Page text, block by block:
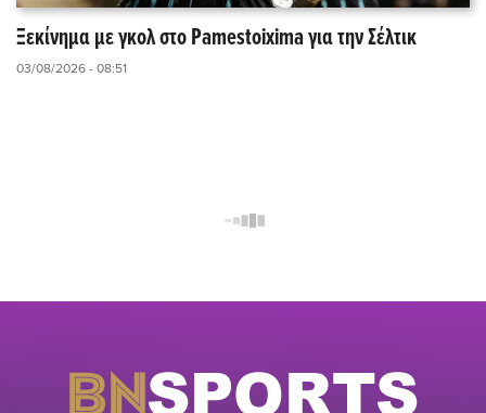
Ξεκίνημα με γκολ στο Pamestoixima για την Σέλτικ
03/08/2026 - 08:51